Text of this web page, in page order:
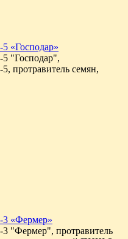
«Господар»
"Господар",
протравитель семян,
«Фермер»
"Фермер", протравитель